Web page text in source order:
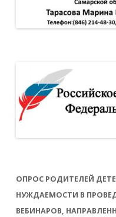
ОПРОС РОДИТЕЛЕЙ
НУЖДАЕМОСТИ В
ВЕБИНАРОВ,